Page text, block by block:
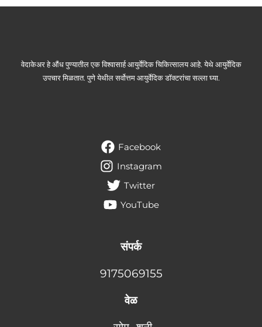
वेदाकेअर हे औंध पुण्यातील एक विश्वासार्ह आयुर्वेदिक चिकित्सालय आहे. येथे आयुर्वेदिक
उपचार मिळतात. पुणे येथील सर्वोत्तम आयुर्वेदिक डॉक्टरांचा सल्ला घ्या.
Facebook
Instagram
Twitter
YouTube
संपर्क
9175069155
वेळ